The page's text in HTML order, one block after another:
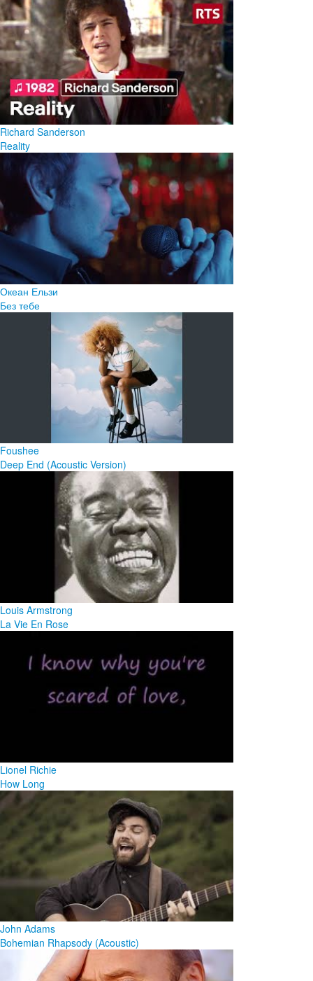
Richard Sanderson
Reality
Океан Ельзи
Без тебе
Foushee
Deep End (Acoustic Version)
Louis Armstrong
La Vie En Rose
Lionel Richie
How Long
John Adams
Bohemian Rhapsody (Acoustic)